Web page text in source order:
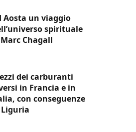
Aosta un viaggio
spirituale
Chagall
dei carburanti
in Francia e in
con conseguenze